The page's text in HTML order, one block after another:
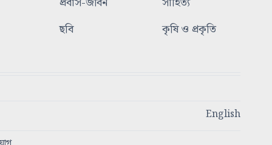
ছবি কৃষি ও প্রকৃতি
English